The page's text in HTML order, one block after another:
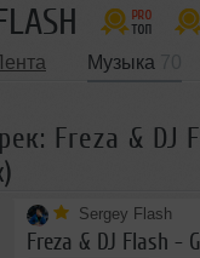
Музыка
Freza & DJ
Sergey Flash
Freza & DJ Flash -